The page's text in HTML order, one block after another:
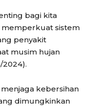
bagi kita
sistem
penyakit
musim hujan
2024).
kebersihan
dimungkinkan